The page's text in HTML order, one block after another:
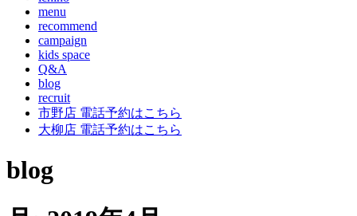
menu
recommend
campaign
kids space
Q&A
blog
recruit
市野店 電話予約はこちら
大柳店 電話予約はこちら
blog